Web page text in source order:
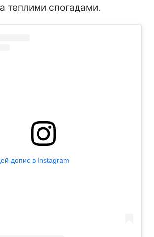
теплими спогадами.
допис в Instagram